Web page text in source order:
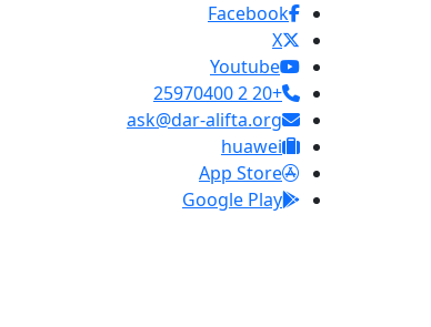
Facebook
X
Youtube
+20 2 25970400
ask@dar-alifta.org
huawei
App Store
Google Play